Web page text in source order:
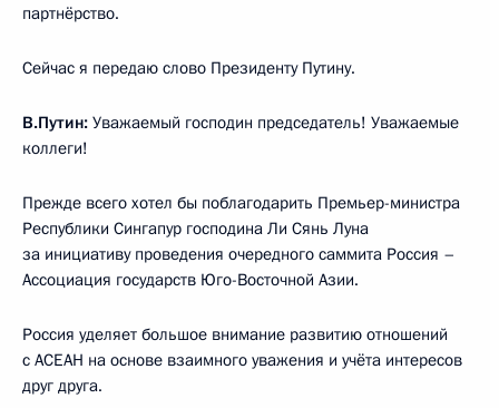
партнёрство.
Сейчас я передаю слово Президенту Путину.
В.Путин: Уважаемый господин председатель! Уважаемые
коллеги!
Прежде всего хотел бы поблагодарить Премьер-министра
Республики Сингапур господина Ли Сянь Луна
за инициативу проведения очередного саммита Россия –
Ассоциация государств Юго-Восточной Азии.
Россия уделяет большое внимание развитию отношений
с АСЕАН на основе взаимного уважения и учёта интересов
друг друга.